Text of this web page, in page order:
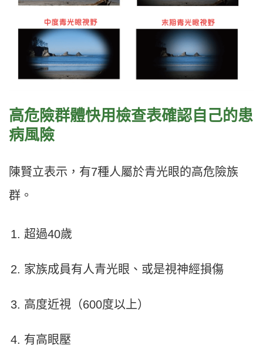
高危險群體快用檢查表確認自己的患
病風險
陳賢立表示，有7種人屬於青光眼的高危險族
群。
超過40歲
家族成員有人青光眼、或是視神經損傷
高度近視（600度以上）
有高眼壓